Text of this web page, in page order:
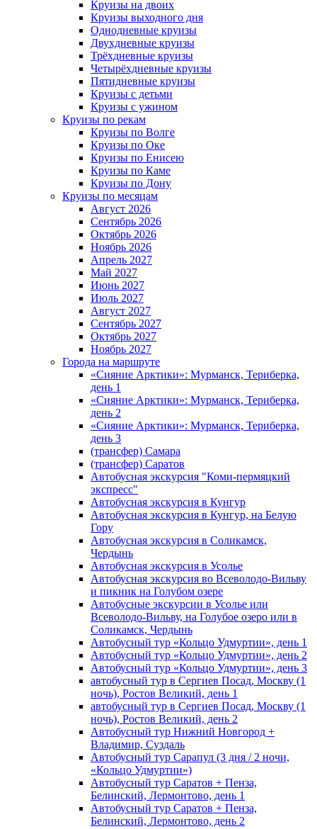
Круизы на двоих
Круизы выходного дня
Однодневные круизы
Двухдневные круизы
Трёхдневные круизы
Четырёхдневные круизы
Пятидневные круизы
Круизы с детьми
Круизы с ужином
Круизы по рекам
Круизы по Волге
Круизы по Оке
Круизы по Енисею
Круизы по Каме
Круизы по Дону
Круизы по месяцам
Август 2026
Сентябрь 2026
Октябрь 2026
Ноябрь 2026
Апрель 2027
Май 2027
Июнь 2027
Июль 2027
Август 2027
Сентябрь 2027
Октябрь 2027
Ноябрь 2027
Города на маршруте
«Сияние Арктики»: Мурманск, Териберка,
день 1
«Сияние Арктики»: Мурманск, Териберка,
день 2
«Сияние Арктики»: Мурманск, Териберка,
день 3
(трансфер) Самара
(трансфер) Саратов
Автобусная экскурсия "Коми-пермяцкий
экспресс"
Автобусная экскурсия в Кунгур
Автобусная экскурсия в Кунгур, на Белую
Гору
Автобусная экскурсия в Соликамск,
Чердынь
Автобусная экскурсия в Усолье
Автобусная экскурсия во Всеволодо-Вильву
и пикник на Голубом озере
Автобусные экскурсии в Усолье или
Всеволодо-Вильву, на Голубое озеро или в
Соликамск, Чердынь
Автобусный тур «Кольцо Удмуртии», день 1
Автобусный тур «Кольцо Удмуртии», день 2
Автобусный тур «Кольцо Удмуртии», день 3
автобусный тур в Сергиев Посад, Москву (1
ночь), Ростов Великий, день 1
автобусный тур в Сергиев Посад, Москву (1
ночь), Ростов Великий, день 2
Автобусный тур Нижний Новгород +
Владимир, Суздаль
Автобусный тур Сарапул (3 дня / 2 ночи,
«Кольцо Удмуртии»)
Автобусный тур Саратов + Пенза,
Белинский, Лермонтово, день 1
Автобусный тур Саратов + Пенза,
Белинский, Лермонтово, день 2